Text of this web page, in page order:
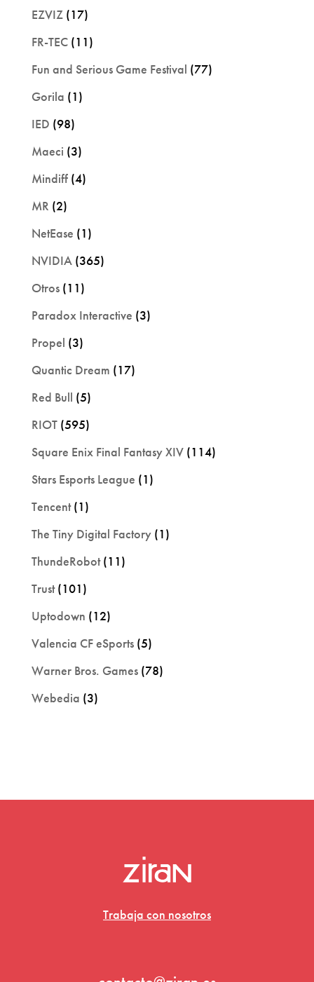
EZVIZ(17)
FR-TEC(11)
Fun and Serious Game Festival (77)
Gorila (1)
IED (98)
Maeci (3)
Mindiff(4)
MR (2)
NetEase (1)
NVIDIA (365)
Otros(11)
Paradox Interactive (3)
Propel (3)
Quantic Dream (17)
Red Bull (5)
RIOT(595)
Square Enix Final Fantasy XIV(114)
Stars Esports League (1)
Tencent(1)
The Tiny Digital Factory(1)
ThundeRobot(11)
Trust(101)
Uptodown (12)
Valencia CF eSports(5)
Warner Bros. Games(78)
Webedia (3)
Trabaja con nosotros